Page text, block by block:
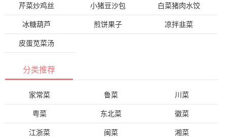
芹菜炒鸡丝 小猪豆沙包 白菜猪肉水饺
冰糖葫芦 煎饼果子 凉拌韭菜
皮蛋苋菜汤
分类推荐
家常菜 鲁菜 川菜
粤菜 东北菜 徽菜
江浙菜 闽菜 湘菜